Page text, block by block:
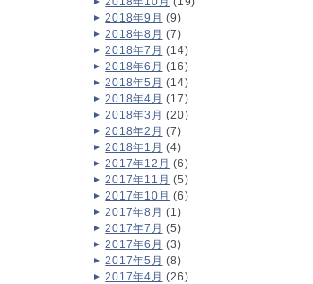
2018年9月 (9)
2018年8月 (7)
2018年7月 (14)
2018年6月 (16)
2018年5月 (14)
2018年4月 (17)
2018年3月 (20)
2018年2月 (7)
2018年1月 (4)
2017年12月 (6)
2017年11月 (5)
2017年10月 (6)
2017年8月 (1)
2017年7月 (5)
2017年6月 (3)
2017年5月 (8)
2017年4月 (26)